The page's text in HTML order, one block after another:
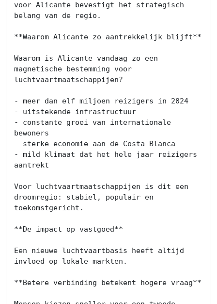
voor Alicante bevestigt het strategisch
belang van de regio.
**Waarom Alicante zo aantrekkelijk blijft**
Waarom is Alicante vandaag zo een
magnetische bestemming voor
luchtvaartmaatschappijen?
- meer dan elf miljoen reizigers in 2024
- uitstekende infrastructuur
- constante groei van internationale
bewoners
- sterke economie aan de Costa Blanca
- mild klimaat dat het hele jaar reizigers
aantrekt
Voor luchtvaartmaatschappijen is dit een
droomregio: stabiel, populair en
toekomstgericht.
**De impact op vastgoed**
Een nieuwe luchtvaartbasis heeft altijd
invloed op lokale markten.
**Betere verbinding betekent hogere vraag**